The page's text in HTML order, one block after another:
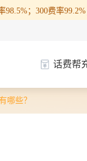
；300费率
话费帮
哪些？